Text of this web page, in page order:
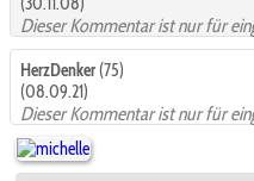
Dieser Kommentar ist nur für
HerzDenker(75)
(08.09.21)
Dieser Kommentar ist nur für